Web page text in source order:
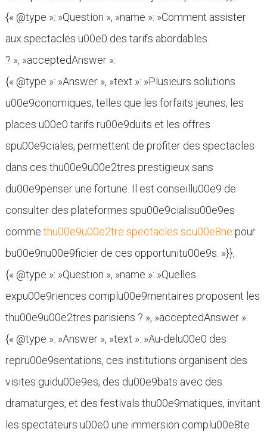
{« @type »: »Question », »name »: »Comment assister
aux spectacles u00e0 des tarifs abordables
? », »acceptedAnswer »:
{« @type »: »Answer », »text »: »Plusieurs solutions
u00e9conomiques, telles que les forfaits jeunes, les
places u00e0 tarifs ru00e9duits et les offres
spu00e9ciales, permettent de profiter des spectacles
dans ces thu00e9u00e2tres prestigieux sans
du00e9penser une fortune. Il est conseillu00e9 de
consulter des plateformes spu00e9cialisu00e9es
comme thu00e9u00e2tre spectacles scu00e8ne pour
bu00e9nu00e9ficier de ces opportunitu00e9s. »}},
{« @type »: »Question », »name »: »Quelles
expu00e9riences complu00e9mentaires proposent les
thu00e9u00e2tres parisiens ? », »acceptedAnswer »:
{« @type »: »Answer », »text »: »Au-delu00e0 des
repru00e9sentations, ces institutions organisent des
visites guidu00e9es, des du00e9bats avec des
dramaturges, et des festivals thu00e9matiques, invitant
les spectateurs u00e0 une immersion complu00e8te